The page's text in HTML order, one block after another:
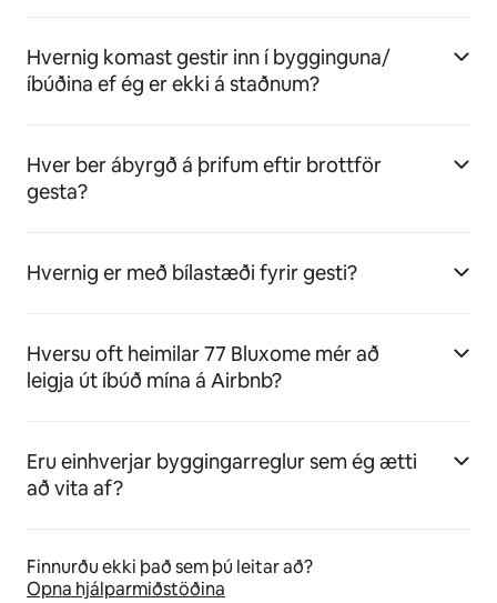
Hvernig komast gestir inn í bygginguna/
íbúðina ef ég er ekki á staðnum?
Hver ber ábyrgð á þrifum eftir brottför
gesta?
Hvernig er með bílastæði fyrir gesti?
Hversu oft heimilar 77 Bluxome mér að
leigja út íbúð mína á Airbnb?
Eru einhverjar byggingarreglur sem ég ætti
að vita af?
Finnurðu ekki það sem þú leitar að?
Opna hjálparmiðstöðina